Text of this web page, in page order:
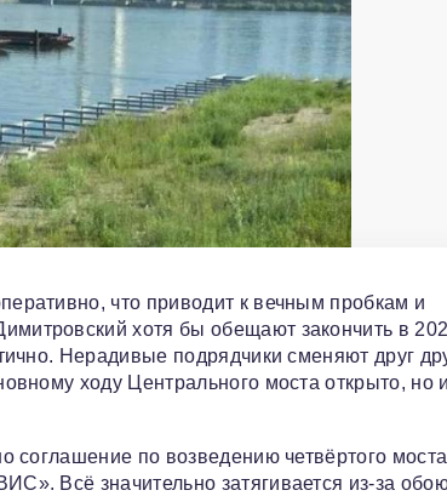
что приводит к вечным пробкам и
хотя бы обещают закончить в
Нерадивые подрядчики сменяют друг
ходу Центрального моста открыто, но
соглашение по возведению четвёртого
Всё значительно затягивается из‑за